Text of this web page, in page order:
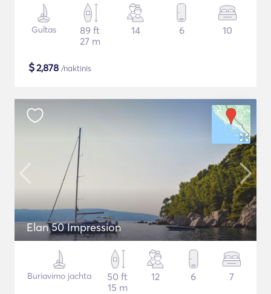
Gultas
89 ft
27 m
14 6 10
$2,878 /naktinis
Elan 50 Impression
Buriavimo jachta
50 ft
15 m
12 6 7